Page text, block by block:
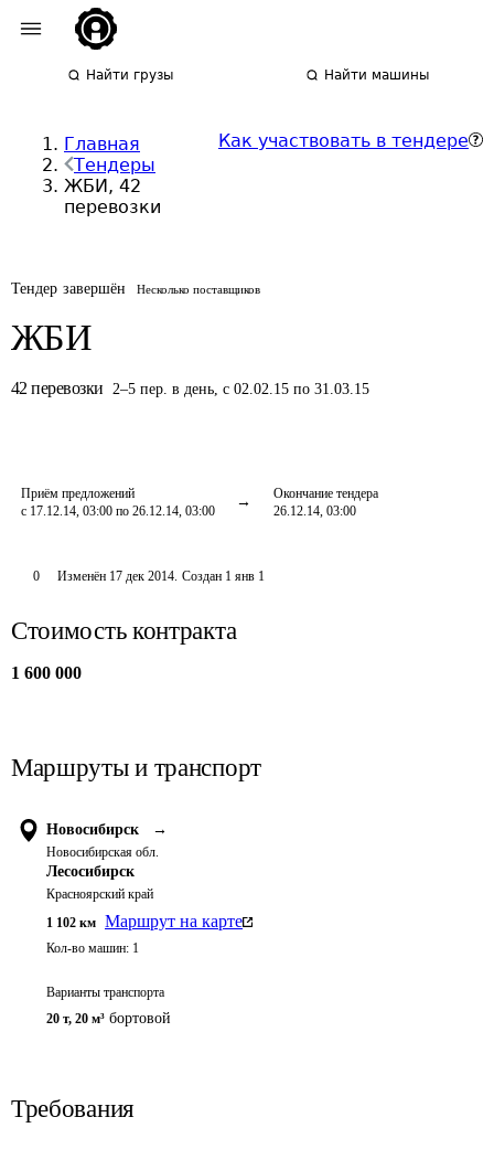
Найти грузы Найти машины
Главная
Тендеры
ЖБИ, 42
перевозки
Как участвовать в тендере
Тендер завершён Несколько поставщиков
ЖБИ
42 перевозки 2–5 пер. в день, с 02.02.15 по 31.03.15
Приём предложений
с 17.12.14, 03:00 по 26.12.14, 03:00
Окончание тендера
26.12.14, 03:00
0 Изменён 17 дек 2014. Создан 1 янв 1
Стоимость контракта
1 600 000
Маршруты и транспорт
Новосибирск →
Новосибирская обл.
Лесосибирск
Красноярский край
1 102 км Маршрут на карте
Кол-во машин: 1
Варианты транспорта
20 т, 20 м³ бортовой
Требования